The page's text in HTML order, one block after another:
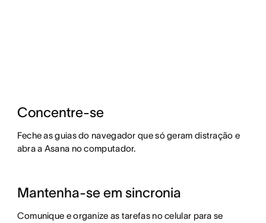
Concentre-se
Feche as guias do navegador que só geram distração e
abra a Asana no computador.
Mantenha-se em sincronia
Comunique e organize as tarefas no celular para se